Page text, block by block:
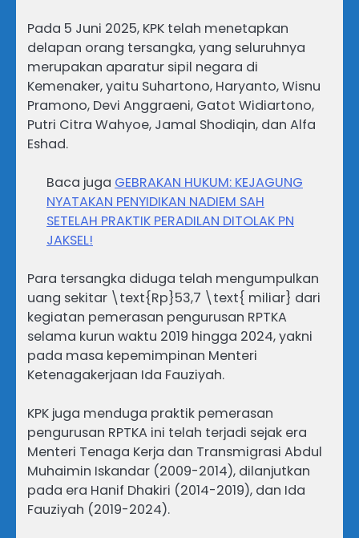
Pada 5 Juni 2025, KPK telah menetapkan
delapan orang tersangka, yang seluruhnya
merupakan aparatur sipil negara di
Kemenaker, yaitu Suhartono, Haryanto, Wisnu
Pramono, Devi Anggraeni, Gatot Widiartono,
Putri Citra Wahyoe, Jamal Shodiqin, dan Alfa
Eshad.
Baca juga GEBRAKAN HUKUM: KEJAGUNG
NYATAKAN PENYIDIKAN NADIEM SAH
SETELAH PRAKTIK PERADILAN DITOLAK PN
JAKSEL!
Para tersangka diduga telah mengumpulkan
uang sekitar \text{Rp}53,7 \text{ miliar} dari
kegiatan pemerasan pengurusan RPTKA
selama kurun waktu 2019 hingga 2024, yakni
pada masa kepemimpinan Menteri
Ketenagakerjaan Ida Fauziyah.
KPK juga menduga praktik pemerasan
pengurusan RPTKA ini telah terjadi sejak era
Menteri Tenaga Kerja dan Transmigrasi Abdul
Muhaimin Iskandar (2009-2014), dilanjutkan
pada era Hanif Dhakiri (2014-2019), dan Ida
Fauziyah (2019-2024).